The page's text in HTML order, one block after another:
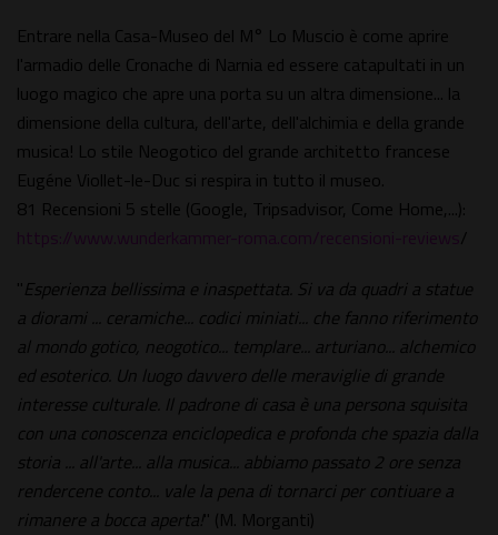
Entrare nella Casa-Museo del M° Lo Muscio è come aprire
l'armadio delle Cronache di Narnia ed essere catapultati in un
luogo magico che apre una porta su un altra dimensione... la
dimensione della cultura, dell'arte, dell'alchimia e della grande
musica! Lo stile Neogotico del grande architetto francese
Eugéne Viollet-le-Duc si respira in tutto il museo.
81 Recensioni 5 stelle (Google, Tripsadvisor, Come Home,...):
https://www.wunderkammer-roma.com/recensioni-reviews/
"Esperienza bellissima e inaspettata. Si va da quadri a statue
a diorami ... ceramiche... codici miniati... che fanno riferimento
al mondo gotico, neogotico... templare... arturiano... alchemico
ed esoterico. Un luogo davvero delle meraviglie di grande
interesse culturale. Il padrone di casa è una persona squisita
con una conoscenza enciclopedica e profonda che spazia dalla
storia ... all'arte... alla musica... abbiamo passato 2 ore senza
rendercene conto... vale la pena di tornarci per contiuare a
rimanere a bocca aperta!" (M. Morganti)